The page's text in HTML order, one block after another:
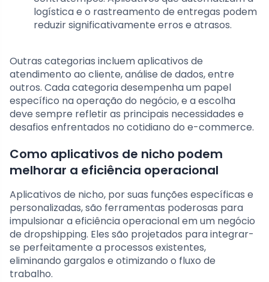
logística e o rastreamento de entregas podem
reduzir significativamente erros e atrasos.
Outras categorias incluem aplicativos de
atendimento ao cliente, análise de dados, entre
outros. Cada categoria desempenha um papel
específico na operação do negócio, e a escolha
deve sempre refletir as principais necessidades e
desafios enfrentados no cotidiano do e-commerce.
Como aplicativos de nicho podem
melhorar a eficiência operacional
Aplicativos de nicho, por suas funções específicas e
personalizadas, são ferramentas poderosas para
impulsionar a eficiência operacional em um negócio
de dropshipping. Eles são projetados para integrar-
se perfeitamente a processos existentes,
eliminando gargalos e otimizando o fluxo de
trabalho.